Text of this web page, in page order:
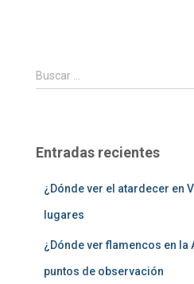
B
u
r
Buscar …
Entradas recientes
¿Dónde ver el atardecer en
lugares
¿Dónde ver flamencos en
puntos de observación